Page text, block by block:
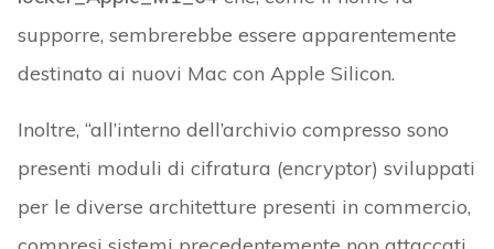
supporre, sembrerebbe essere apparentemente
destinato ai nuovi Mac con Apple Silicon.
Inoltre, “all’interno dell’archivio compresso sono
presenti moduli di cifratura (encryptor) sviluppati
per le diverse architetture presenti in commercio,